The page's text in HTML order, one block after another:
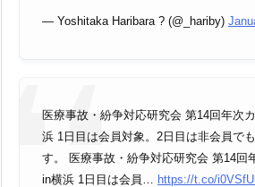
— Yoshitaka Haribara ? (@_hariby)
医療事故・紛争対応研究会 第14回年次
浜 1日目は会員対象。2日目は非会員で
す。 医療事故・紛争対応研究会 第14回
in横浜 1日目は会員…
https://t.co/